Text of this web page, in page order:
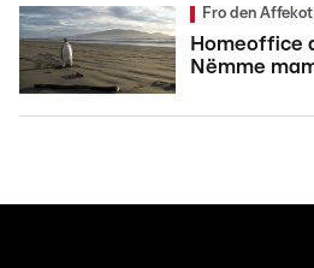
Fro den Affekot
Homeoffice
Nëmme